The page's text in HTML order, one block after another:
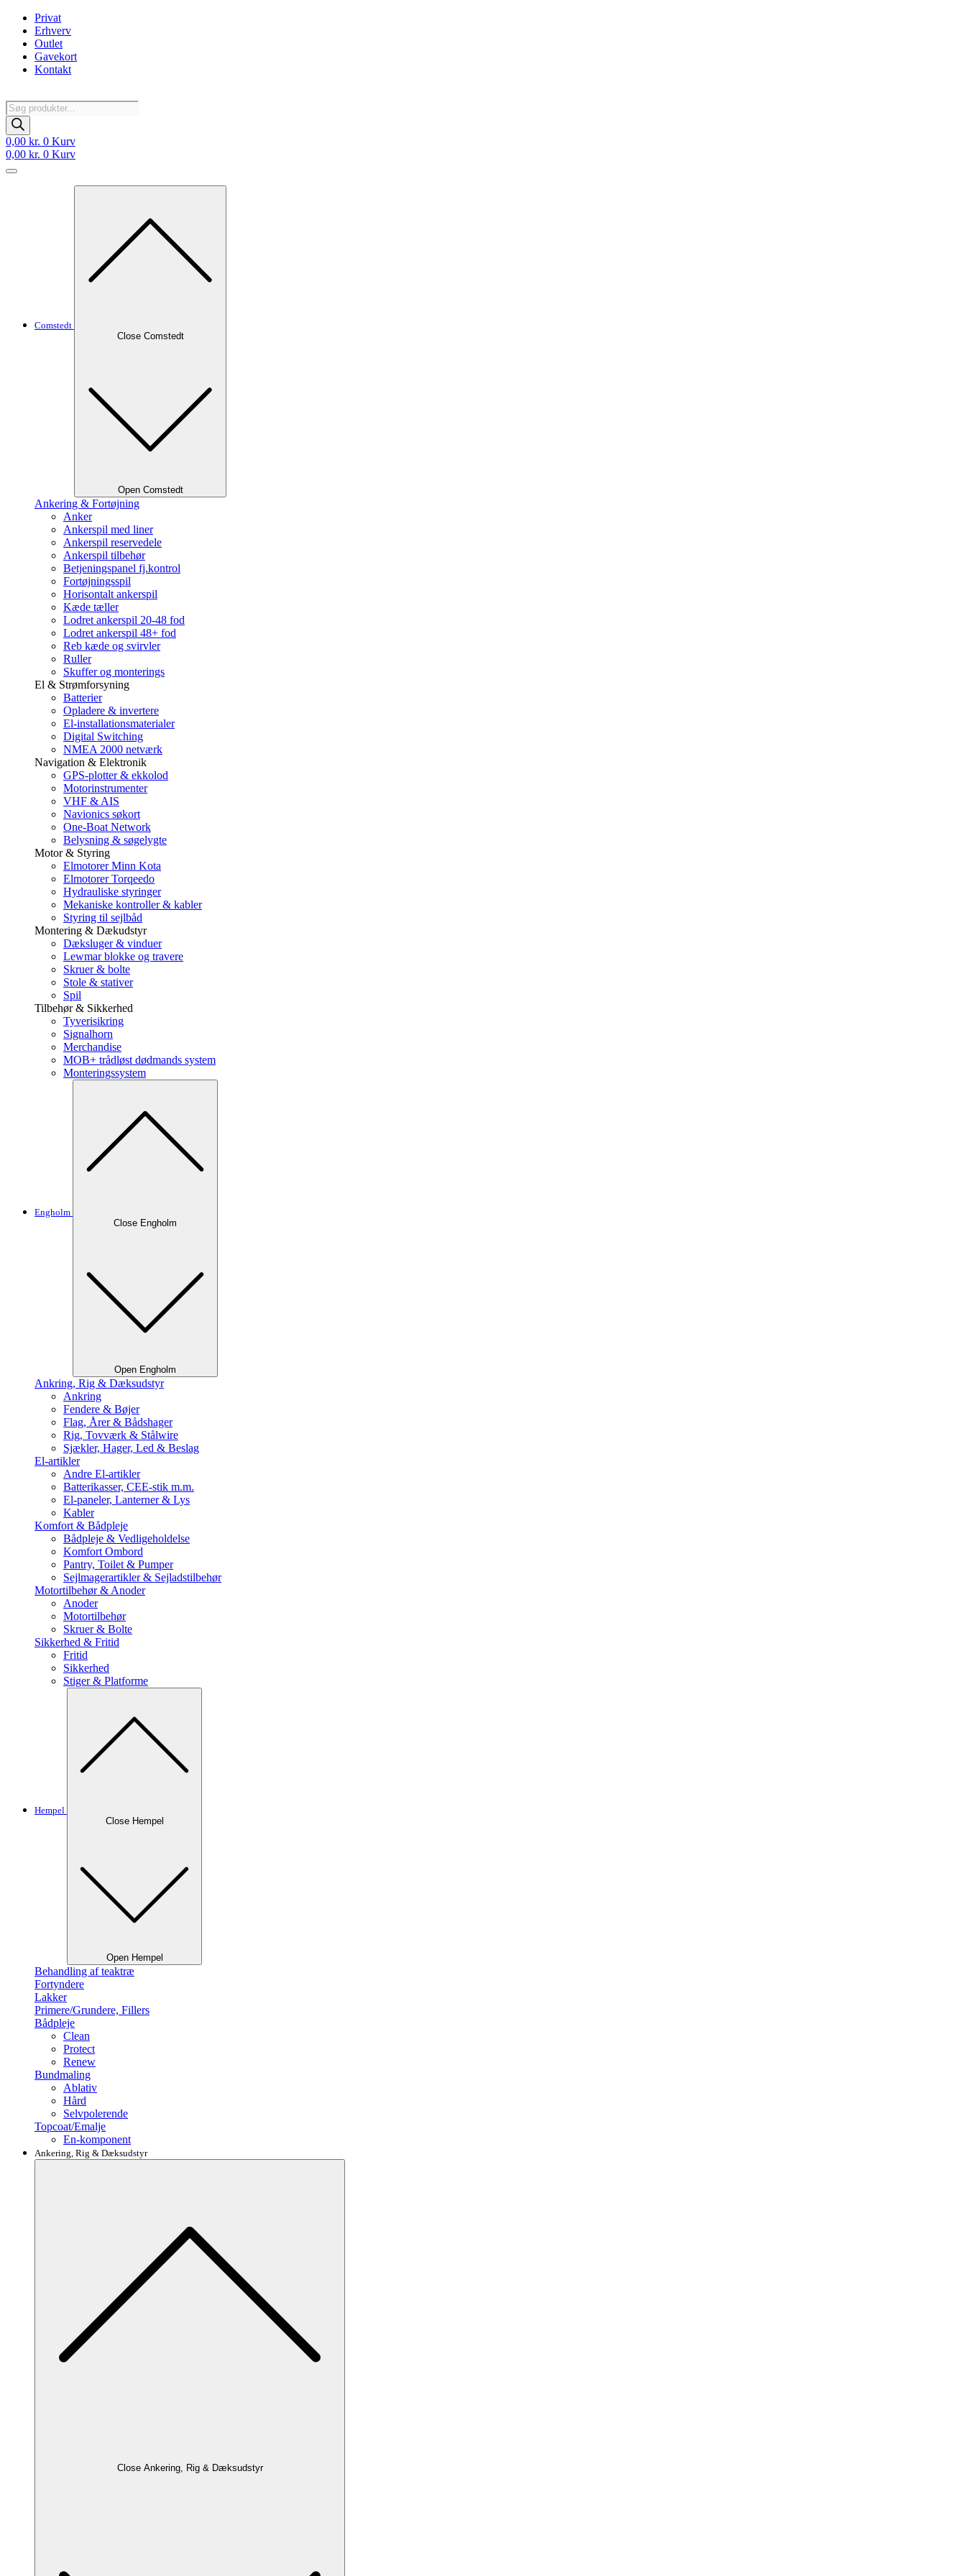
Videre
indhold
Privat
Erhverv
Outlet
Gavekort
Kontakt
Products
search
0,00 kr. 0 Kurv
0,00 kr. 0 Kurv
Comstedt
Close Comstedt
Open Comstedt
Ankering & Fortøjning
Anker
Ankerspil med liner
Ankerspil reservedele
Ankerspil tilbehør
Betjeningspanel fj.kontrol
Fortøjningsspil
Horisontalt ankerspil
Kæde tæller
Lodret ankerspil 20-48 fod
Lodret ankerspil 48+ fod
Reb kæde og svirvler
Ruller
Skuffer og monterings
El & Strømforsyning
Batterier
Opladere & invertere
El-installationsmaterialer
Digital Switching
NMEA 2000 netværk
Navigation & Elektronik
GPS-plotter & ekkolod
Motorinstrumenter
VHF & AIS
Navionics søkort
One-Boat Network
Belysning & søgelygte
Motor & Styring
Elmotorer Minn Kota
Elmotorer Torqeedo
Hydrauliske styringer
Mekaniske kontroller & kabler
Styring til sejlbåd
Montering & Dækudstyr
Dæksluger & vinduer
Lewmar blokke og travere
Skruer & bolte
Stole & stativer
Spil
Tilbehør & Sikkerhed
Tyverisikring
Signalhorn
Merchandise
MOB+ trådløst dødmands system
Monteringssystem
Engholm
Close Engholm
Open Engholm
Ankring, Rig & Dæksudstyr
Ankring
Fendere & Bøjer
Flag, Årer & Bådshager
Rig, Tovværk & Stålwire
Sjækler, Hager, Led & Beslag
El-artikler
Andre El-artikler
Batterikasser, CEE-stik m.m.
El-paneler, Lanterner & Lys
Kabler
Komfort & Bådpleje
Bådpleje & Vedligeholdelse
Komfort Ombord
Pantry, Toilet & Pumper
Sejlmagerartikler & Sejladstilbehør
Motortilbehør & Anoder
Anoder
Motortilbehør
Skruer & Bolte
Sikkerhed & Fritid
Fritid
Sikkerhed
Stiger & Platforme
Hempel
Close Hempel
Open Hempel
Behandling af teaktræ
Fortyndere
Lakker
Primere/Grundere, Fillers
Bådpleje
Clean
Protect
Renew
Bundmaling
Ablativ
Hård
Selvpolerende
Topcoat/Emalje
En-komponent
Ankering, Rig & Dæksudstyr
Close Ankering, Rig & Dæksudstyr